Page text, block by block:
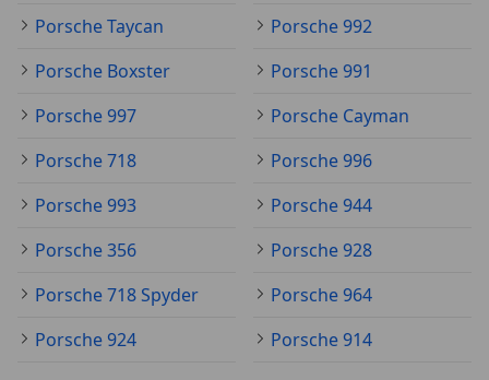
Porsche Taycan
Porsche 992
Porsche Boxster
Porsche 991
Porsche 997
Porsche Cayman
Porsche 718
Porsche 996
Porsche 993
Porsche 944
Porsche 356
Porsche 928
Porsche 718 Spyder
Porsche 964
Porsche 924
Porsche 914